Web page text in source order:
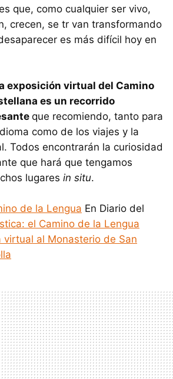
que, como cualquier ser vivo,
crecen, se tr van transformando
es más difícil hoy en
exposición virtual del Camino
es un recorrido
que recomiendo, tanto para
como de los viajes y la
Todos encontrarán la curiosidad
que hará que tengamos
lugares in situ.
de la Lengua En Diario del
el Camino de la Lengua
virtual al Monasterio de San